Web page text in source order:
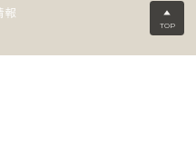
▲
TOP
報